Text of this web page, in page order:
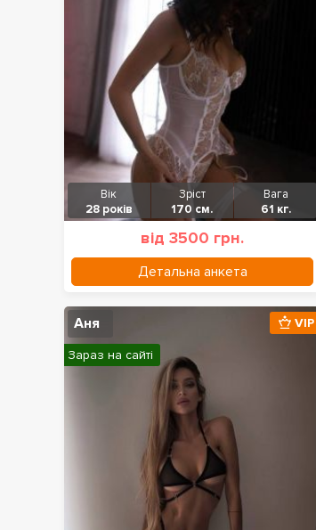
Вік
28 років
Зріст
170 см.
Вага
61 кг.
від 3500 грн.
Детальна анкета
Аня VIP
Зараз на сайті